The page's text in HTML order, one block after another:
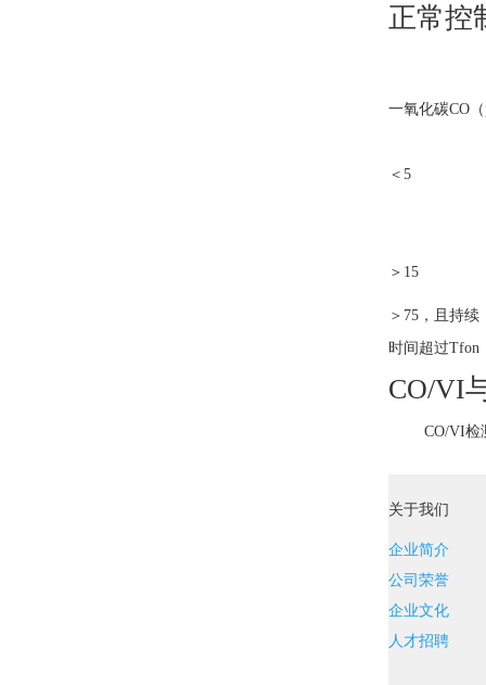
正常控
一氧化碳CO
＜5
＞15
＞75，且持续
时间超过Tfon
CO/VI
CO/VI检
关于我们
企业简介
公司荣誉
企业文化
人才招聘